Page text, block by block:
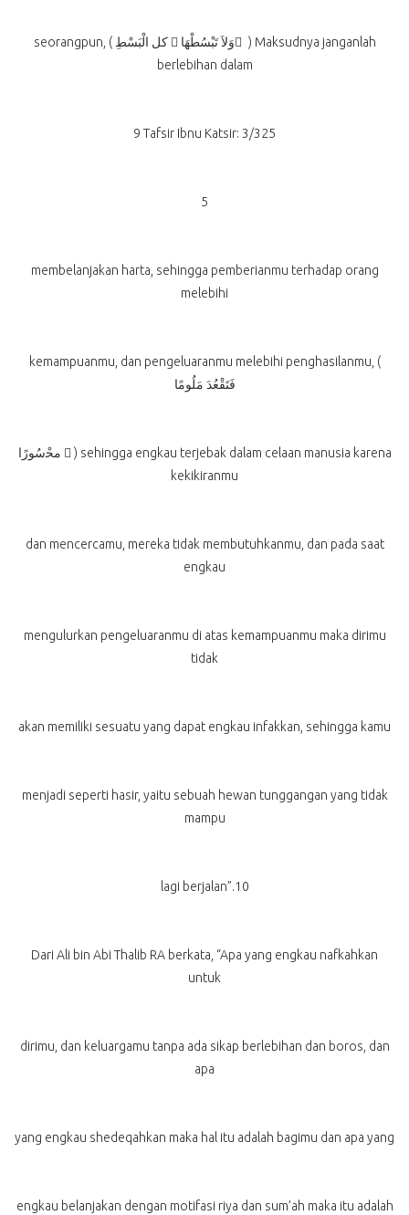
seorangpun, ( ﻛﻞ الْبَسْطِ 􀄒 وَلاَ تَبْسُطْهَا ُ ) Maksudnya janganlah
berlebihan dalam
9 Tafsir Ibnu Katsir: 3/325
5
membelanjakan harta, sehingga pemberianmu terhadap orang
melebihi
kemampuanmu, dan pengeluaranmu melebihi penghasilanmu, (
فَتَقْعُدَ مَلُومًا
ﻣﺤْسُورًا 􀄒 ) sehingga engkau terjebak dalam celaan manusia karena
kekikiranmu
dan mencercamu, mereka tidak membutuhkanmu, dan pada saat
engkau
mengulurkan pengeluaranmu di atas kemampuanmu maka dirimu
tidak
akan memiliki sesuatu yang dapat engkau infakkan, sehingga kamu
menjadi seperti hasir, yaitu sebuah hewan tunggangan yang tidak
mampu
lagi berjalan”.10
Dari Ali bin Abi Thalib RA berkata, “Apa yang engkau nafkahkan
untuk
dirimu, dan keluargamu tanpa ada sikap berlebihan dan boros, dan
apa
yang engkau shedeqahkan maka hal itu adalah bagimu dan apa yang
engkau belanjakan dengan motifasi riya dan sum’ah maka itu adalah